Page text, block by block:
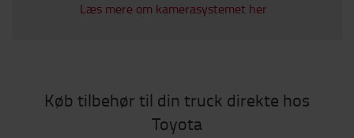
Læs mere om kamerasystemet her
Køb tilbehør til din truck direkte hos
Toyota